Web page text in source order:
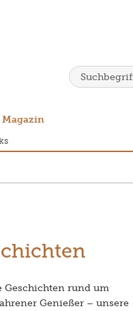
Magazin
Geschichten rund um
Genießer – unsere